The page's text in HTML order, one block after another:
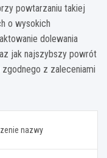
powtarzaniu takiej
o wysokich
dolewania
jak najszybszy powrót
z zaleceniami
nazwy